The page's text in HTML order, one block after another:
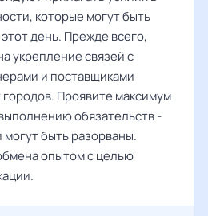
которые могут быть
день. Прежде всего,
укрепление связей с
и поставщиками
городов. Проявите максимум
обязательств -
быть разорваны.
опытом с целью